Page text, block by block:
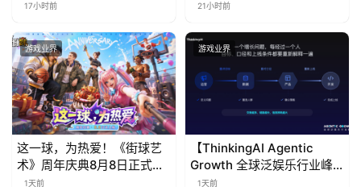
票！
17小时前
免费试玩公开
21小时前
游戏业界
这一球，为热爱！《街球艺
术》周年庆典8月8日正式上
线，多重福利与全新内容同
1天前
游戏业界
【ThinkingAI Agentic
Growth 全球泛娱乐行业峰
会】Agent 时代，人到底负
1天前